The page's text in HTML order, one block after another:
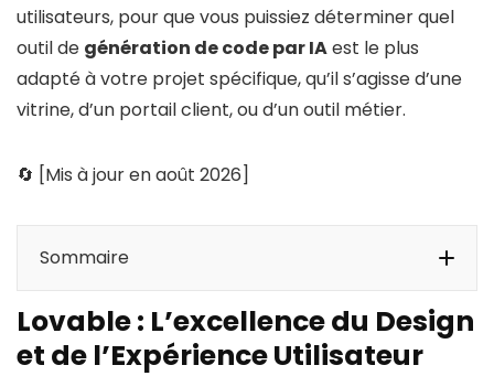
utilisateurs, pour que vous puissiez déterminer quel
outil de génération de code par IAest le plus
adapté à votre projet spécifique, qu’il s’agisse d’une
vitrine, d’un portail client, ou d’un outil métier.
🔄 [Mis à jour en août 2026]
Sommaire
Lovable : L’excellence du Design et de
l’Expérience Utilisateur
Lovable : L’excellence du Design
et de l’Expérience Utilisateur